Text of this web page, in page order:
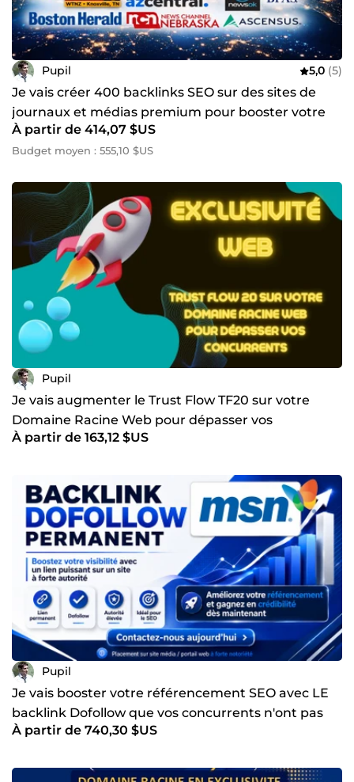
Pupil 5,0 (5)
Je vais créer 400 backlinks SEO sur des sites de
journaux et médias premium pour booster votre
autorité
À partir de 414,07 $US
Budget moyen : 555,10 $US
Pupil
Je vais augmenter le Trust Flow TF20 sur votre
Domaine Racine Web pour dépasser vos
concurrents
À partir de 163,12 $US
Pupil
Je vais booster votre référencement SEO avec LE
backlink Dofollow que vos concurrents n'ont pas
MSN.com
À partir de 740,30 $US